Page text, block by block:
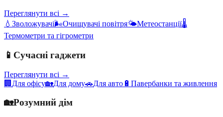
Переглянути всі →
💧 Зволожувачі🌬️Очищувачі повітря🌤️Метеостанції🌡️
Термометри та гігрометри
📱 Сучасні гаджети
Переглянути всі →
🏢 Для офісу🏡Для дому🚗Для авто 🔋 Павербанки та живлення
🏡Розумний дім